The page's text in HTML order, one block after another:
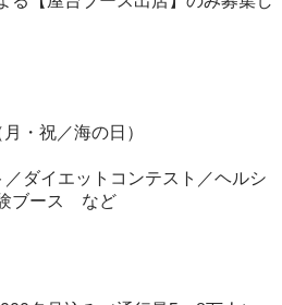
・祝／海の日）
ダイエットコンテスト／ヘルシ
ブース　など